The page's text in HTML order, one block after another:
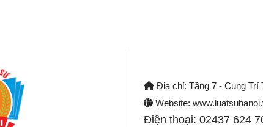
Địa chỉ: Tầng 7 - Cung Trí
Website:
Điện thoại: 02437 624